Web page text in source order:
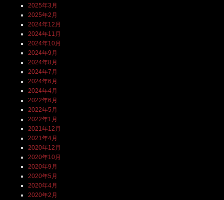
2025年3月
2025年2月
2024年12月
2024年11月
2024年10月
2024年9月
2024年8月
2024年7月
2024年6月
2024年4月
2022年6月
2022年5月
2022年1月
2021年12月
2021年4月
2020年12月
2020年10月
2020年9月
2020年5月
2020年4月
2020年2月